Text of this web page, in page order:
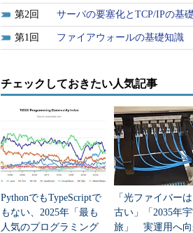
IP Filterのインストール直後は、す
できる状態ですので、ちゃんとした
ットワークにつないではいけません。
の状態は、ファイアウォールによって
ール直後の状態で、すべてのパケット
イアウォールもありますが、それで
つないではいけません。ファイアウ
信頼できるネットワークか、専用のネ
2 サーバの要塞化とTCP/IPの基
1 ファイアウォールの基礎知識
チェックしておきたい人気記事
PythonでもTypeScriptで
もない、2025年「最も
人気のプログラミング
「光ファイバー
古い」「2035年
旅」 実運用へ向